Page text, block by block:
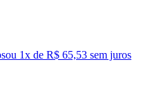
ou 1x de R$ 65,53 sem juros